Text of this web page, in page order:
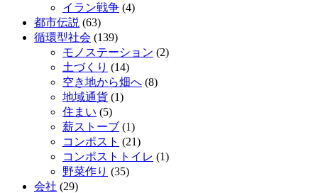
イラン戦争 (4)
都市伝説 (63)
循環型社会 (139)
モノステーション (2)
土づくり (14)
空き地から畑へ (8)
地域通貨 (1)
住まい (5)
薪ストーブ (1)
コンポスト (21)
コンポストトイレ (1)
野菜作り (35)
会社 (29)